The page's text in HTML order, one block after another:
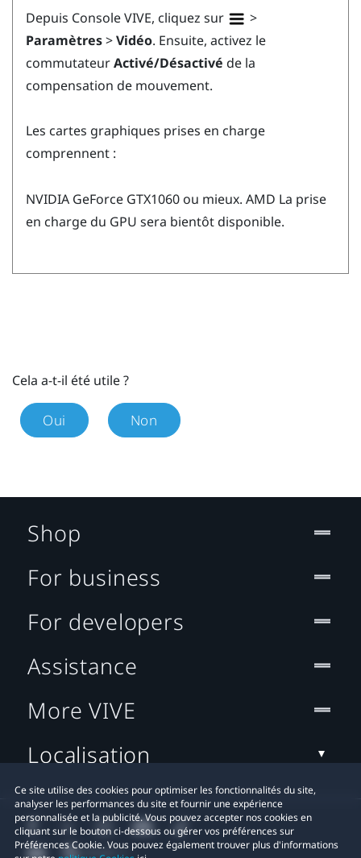
Depuis Console VIVE, cliquez sur
>
Paramètres>Vidéo. Ensuite, activez le
commutateurActivé/Désactivé de la
compensation de mouvement.
Les cartes graphiques prises en charge
comprennent :
NVIDIA GeForce GTX1060 ou mieux. AMD La prise
en charge du GPU sera bientôt disponible.
Cela a-t-il été utile ?
Oui Non
Ce site utilise des cookies pour optimiser les fonctionnalités du site,
analyser les performances du site et fournir une expérience
personnalisée et la publicité. Vous pouvez accepter nos cookies en
cliquant sur le bouton ci-dessous ou gérer vos préférences sur
Préférences Cookie. Vous pouvez également trouver plus d'informations
Shop
For business
For developers
Assistance
More VIVE
Localisation